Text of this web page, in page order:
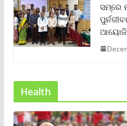
ସମ୍‌ରେ
Health